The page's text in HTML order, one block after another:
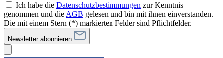
Ich habe die Datenschutzbestimmungen zur Kenntnis
genommen und die AGB gelesen und bin mit ihnen einverstanden.
Die mit einem Stern (*) markierten Felder sind Pflichtfelder.
Newsletter abonnieren